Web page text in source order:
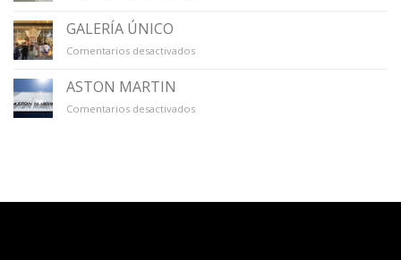
GALERÍA ÚNICO
Comentarios desactivadosen
ASTON MARTIN
Comentarios desactivadosen